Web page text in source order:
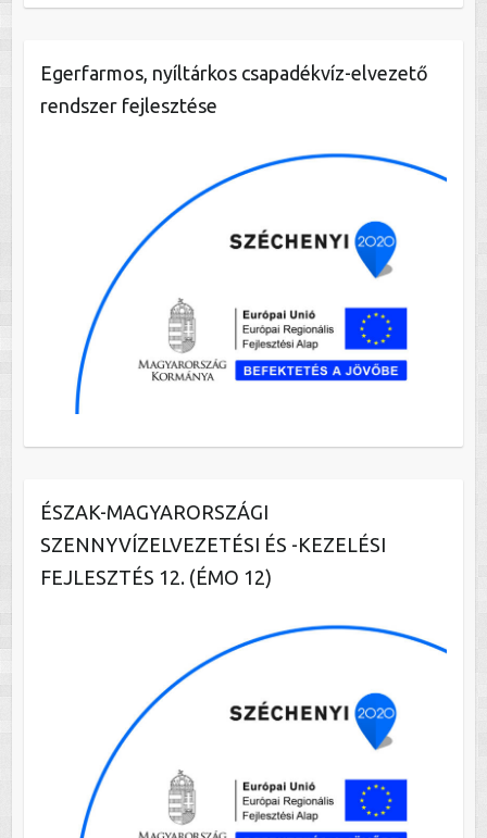
Egerfarmos, nyíltárkos csapadékvíz-elvezető
rendszer fejlesztése
ÉSZAK-MAGYARORSZÁGI
SZENNYVÍZELVEZETÉSI ÉS -KEZELÉSI
FEJLESZTÉS 12. (ÉMO 12)